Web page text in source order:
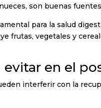
son buenas
para la salud
frutas, vegetales y
evitar en el
interferir con la